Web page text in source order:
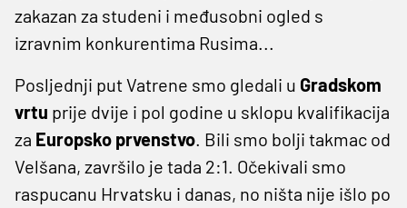
zakazan za studeni i međusobni ogled s
izravnim konkurentima Rusima...
Posljednji put Vatrene smo gledali u Gradskom
vrtu prije dvije i pol godine u sklopu kvalifikacija
za Europsko prvenstvo. Bili smo bolji takmac od
Velšana, završilo je tada 2:1. Očekivali smo
raspucanu Hrvatsku i danas, no ništa nije išlo po